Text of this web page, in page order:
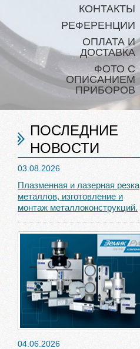
КОНТАКТЫ
РЕФЕРЕНЦИИ
ОПЛАТА И
ДОСТАВКА
ФОТО С
ОПИСАНИЕМ
ПРИБОРОВ
ПОСЛЕДНИЕ
НОВОСТИ
03.08.2026
Плазменная и лазерная резка
металлов, изготовление и
монтаж металлоконструкций.
04.06.2026